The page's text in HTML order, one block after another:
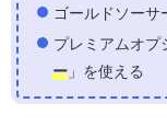
ゴールドソーサ
プレミアムオプ
ー」を使える